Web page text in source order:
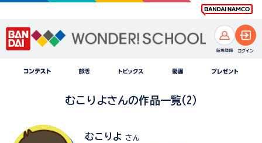
むこりよさんの作品一覧(2)
むこりよ さん